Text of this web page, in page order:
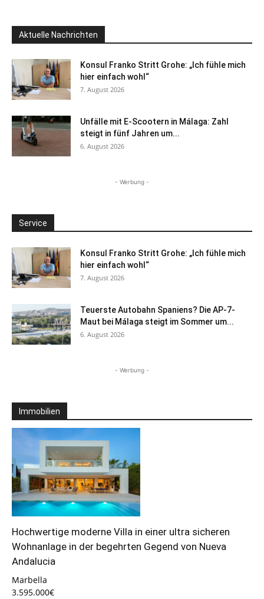
Aktuelle Nachrichten
Konsul Franko Stritt Grohe: „Ich fühle mich
hier einfach wohl“
7. August 2026
Unfälle mit E-Scootern in Málaga: Zahl
steigt in fünf Jahren um...
6. August 2026
- Werbung -
Service
Konsul Franko Stritt Grohe: „Ich fühle mich
hier einfach wohl“
7. August 2026
Teuerste Autobahn Spaniens? Die AP-7-
Maut bei Málaga steigt im Sommer um...
6. August 2026
- Werbung -
Immobilien
Hochwertige moderne Villa in einer ultra sicheren
Wohnanlage in der begehrten Gegend von Nueva
Andalucia
Marbella
3.595.000€